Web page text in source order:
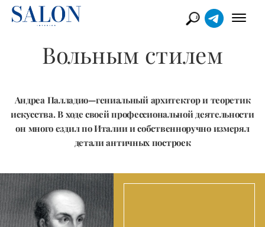
Вольным стилем
Андреа Палладио—гениальный архитектор и теоретик
искусства. В ходе своей профессиональной деятельности
он много ездил по Италии и собственноручно измерял
детали античных построек